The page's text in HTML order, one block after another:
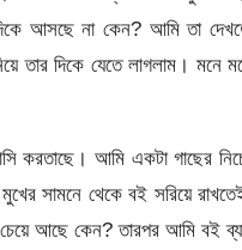
আসছে না কেন? আমি তা
তার দিকে যেতে লাগলাম।
করতাছে। আমি একটা গাছের
সামনে থেকে বই সরিয়ে
আছে কেন? তারপর আমি বই